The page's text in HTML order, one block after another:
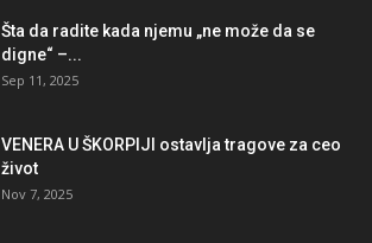
Šta da radite kada njemu „ne može da se
digne“ –...
Sep 11, 2025
VENERA U ŠKORPIJI ostavlja tragove za ceo
život
Nov 7, 2025